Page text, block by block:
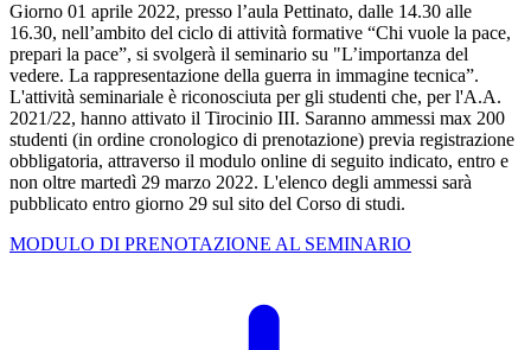
Giorno 01 aprile 2022, presso l’aula Pettinato, dalle 14.30 alle
16.30, nell’ambito del ciclo di attività formative “Chi vuole la pace,
prepari la pace”, si svolgerà il seminario su "L’importanza del
vedere. La rappresentazione della guerra in immagine tecnica”.
L'attività seminariale è riconosciuta per gli studenti che, per l'A.A.
2021/22, hanno attivato il Tirocinio III. Saranno ammessi max 200
studenti (in ordine cronologico di prenotazione) previa registrazione
obbligatoria, attraverso il modulo online di seguito indicato, entro e
non oltre martedì 29 marzo 2022. L'elenco degli ammessi sarà
pubblicato entro giorno 29 sul sito del Corso di studi.
MODULO DI PRENOTAZIONE AL SEMINARIO